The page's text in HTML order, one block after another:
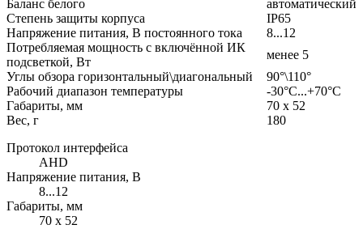
Баланс белого
автоматический
Степень защиты корпуса
IP65
Напряжение питания, В постоянного тока
8...12
Потребляемая мощность с включённой ИК
подсветкой, Вт
менее 5
Углы обзора горизонтальный\диагональный
90°\110°
Рабочий диапазон температуры
-30°С...+70°C
Габариты, мм
70 х 52
Вес, г
180
Протокол интерфейса
AHD
Напряжение питания, В
8...12
Габариты, мм
70 х 52